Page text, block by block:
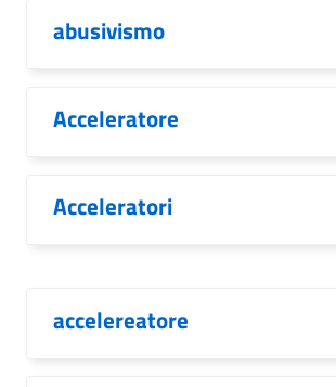
abusivismo
Acceleratore
Acceleratori
accelereatore